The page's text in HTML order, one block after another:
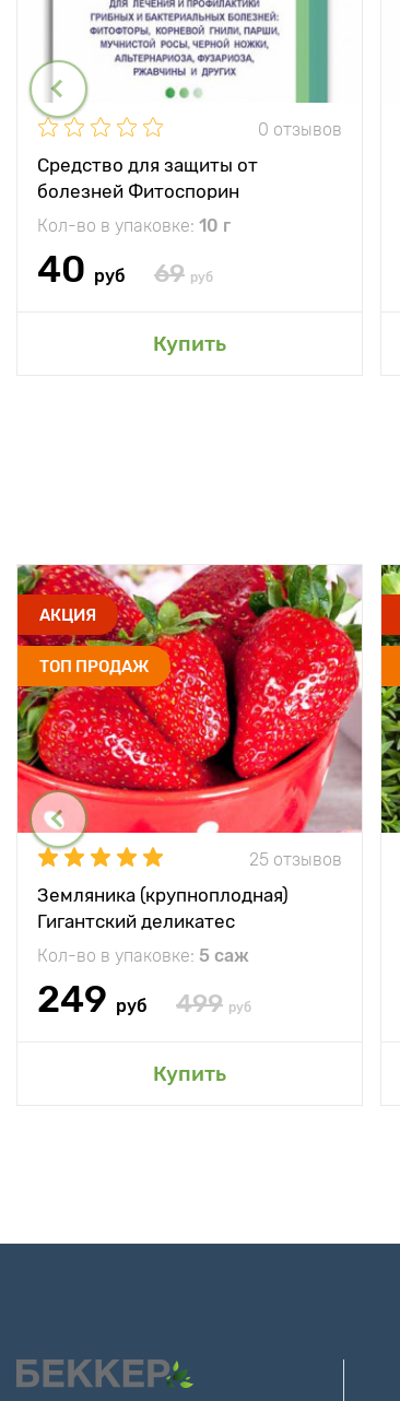
0 отзывов
Средство для защиты от
болезней Фитоспорин
Кол-во в упаковке: 10 г
40 руб 69 руб
Купить
АКЦИЯ
ТОП ПРОДАЖ
25 отзывов
Земляника (крупноплодная)
Гигантский деликатес
Кол-во в упаковке: 5 саж
249 руб 499 руб
Купить